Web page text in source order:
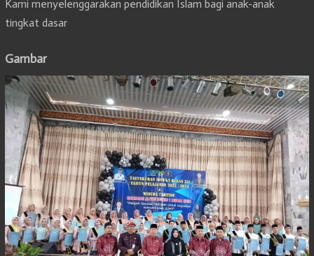
Kami menyelenggarakan pendidikan Islam bagi anak-anak
tingkat dasar
Gambar